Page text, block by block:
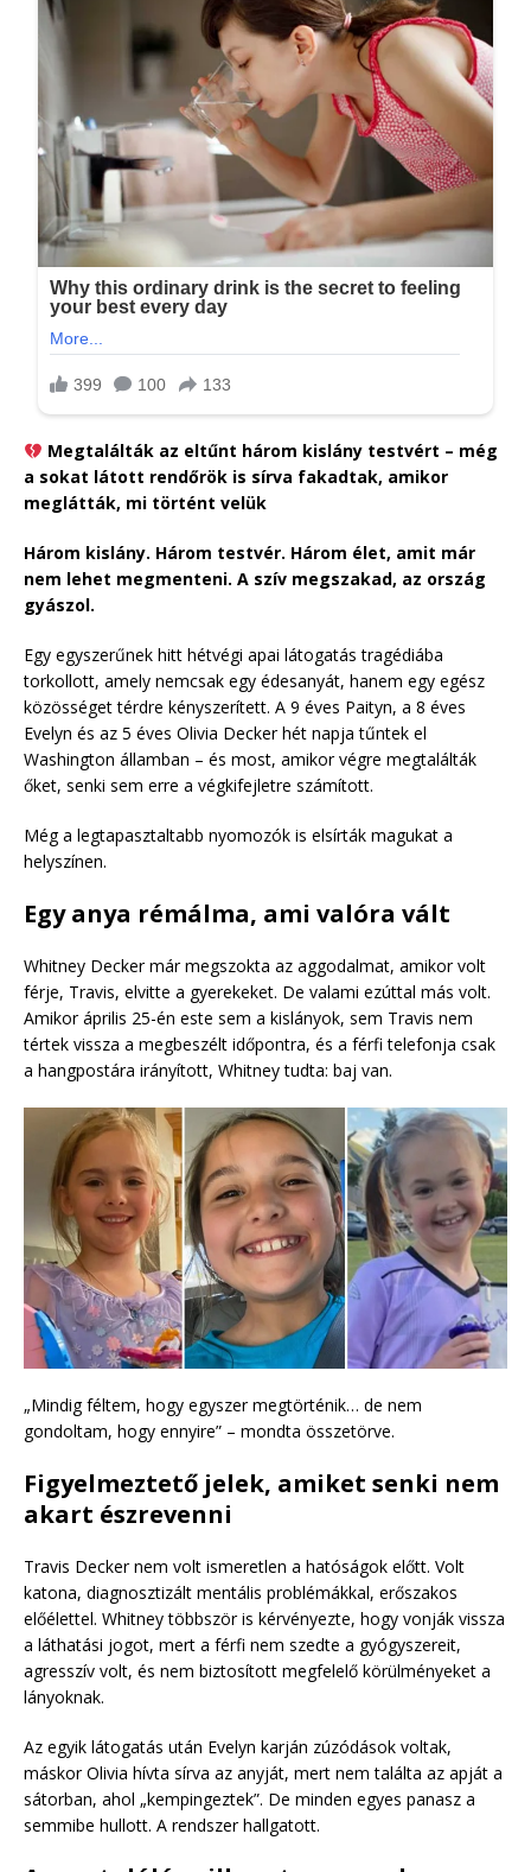
Megtalálták az eltűnt három kislány testvért – még
a sokat látott rendőrök is sírva fakadtak, amikor
meglátták, mi történt velük
Három kislány. Három testvér. Három élet, amit már
nem lehet megmenteni. A szív megszakad, az ország
gyászol.
Egy egyszerűnek hitt hétvégi apai látogatás tragédiába
torkollott, amely nemcsak egy édesanyát, hanem egy egész
közösséget térdre kényszerített. A 9 éves Paityn, a 8 éves
Evelyn és az 5 éves Olivia Decker hét napja tűntek el
Washington államban – és most, amikor végre megtalálták
őket, senki sem erre a végkifejletre számított.
Még a legtapasztaltabb nyomozók is elsírták magukat a
helyszínen.
Egy anya rémálma, ami valóra vált
Whitney Decker már megszokta az aggodalmat, amikor volt
férje, Travis, elvitte a gyerekeket. De valami ezúttal más volt.
Amikor április 25-én este sem a kislányok, sem Travis nem
tértek vissza a megbeszélt időpontra, és a férfi telefonja csak
a hangpostára irányított, Whitney tudta: baj van.
„Mindig féltem, hogy egyszer megtörténik… de nem
gondoltam, hogy ennyire” – mondta összetörve.
Figyelmeztető jelek, amiket senki nem
akart észrevenni
Travis Decker nem volt ismeretlen a hatóságok előtt. Volt
katona, diagnosztizált mentális problémákkal, erőszakos
előélettel. Whitney többször is kérvényezte, hogy vonják vissza
a láthatási jogot, mert a férfi nem szedte a gyógyszereit,
agresszív volt, és nem biztosított megfelelő körülményeket a
lányoknak.
Az egyik látogatás után Evelyn karján zúzódások voltak,
máskor Olivia hívta sírva az anyját, mert nem találta az apját a
sátorban, ahol „kempingeztek”. De minden egyes panasz a
semmibe hullott. A rendszer hallgatott.